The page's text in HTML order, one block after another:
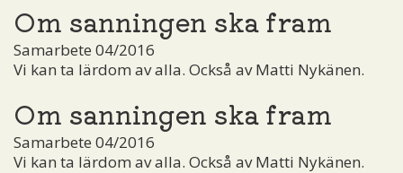
Om sanningen ska fram
Samarbete 04/2016
Vi kan ta lärdom av alla. Också av Matti Nykänen.
Om sanningen ska fram
Samarbete 04/2016
Vi kan ta lärdom av alla. Också av Matti Nykänen.